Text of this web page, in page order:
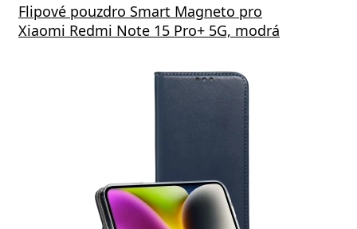
Flipové pouzdro Smart Magneto pro
Xiaomi Redmi Note 15 Pro+ 5G, modrá